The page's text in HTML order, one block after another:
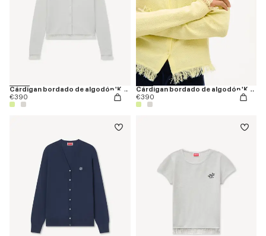
Cárdigan bordado de algodón 'KENZO Sounds'
€390
Cárdigan bordado de algodón 'KENZO Sounds'
€390